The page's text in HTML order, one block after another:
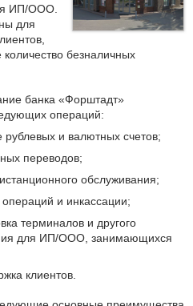
ИП/ООО.
для
безналичных
банка «Форштадт»
операций:
рублевых и валютных счетов;
переводов;
обслуживания;
и инкассации;
терминалов и другого
для ИП/ООО, занимающихся
клиентов.